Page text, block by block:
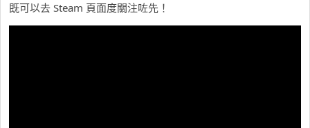
既可以去 Steam 頁面度關注咗先！